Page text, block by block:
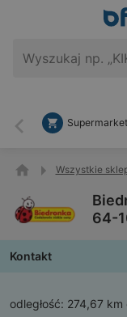
Wstecz
Wszystkie
64-
Kontakt
odległość: 274,67 km